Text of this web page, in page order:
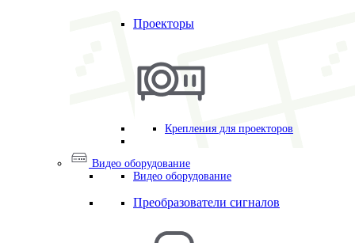
Проекторы
Крепления для проекторов
Видео оборудование
Видео оборудование
Преобразователи сигналов